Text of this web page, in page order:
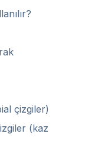
çizgiler)
(kaz